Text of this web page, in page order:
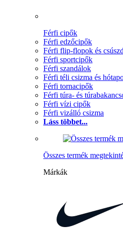
Férfi cipők
Férfi edzőcipők
Férfi flip-flopok és
Férfi sportcipők
Férfi szandálok
Férfi téli csizma és
Férfi tornacipők
Férfi túra- és
Férfi vízi cipők
Férfi vizálló csizma
Láss többet...
Összes termék
Márkák